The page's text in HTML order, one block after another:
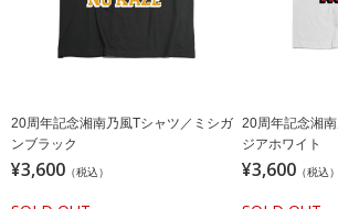
20周年記念湘南乃風Tシャツ／ミシガ
ンブラック
¥3,600 （税込）
20周年記念湘
ジアホワイト
¥3,600 （税込）